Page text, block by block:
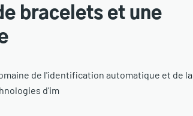
bracelets et une
de l'identification automatique et de la
d'im